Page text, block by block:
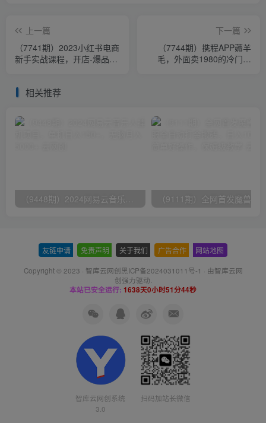
上一篇
（7741期）2023小红书电商
新手实战课程，开店-爆品-
下一篇
（7744期）携程APP薅羊
毛，外面卖1980的冷门赛
相关推荐
友链申请 免责声明 关于我们 广告合作 网站地图
Copyright © 2023 · 智库云网创黑ICP备2024031011号-1 · 由智库云网
创强力驱动.
本站已安全运行: 1638天0小时51分45秒
智库云网创系统
3.0
扫码加站长微信